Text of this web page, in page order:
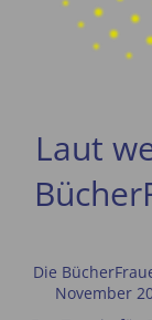
Laut
Die
November